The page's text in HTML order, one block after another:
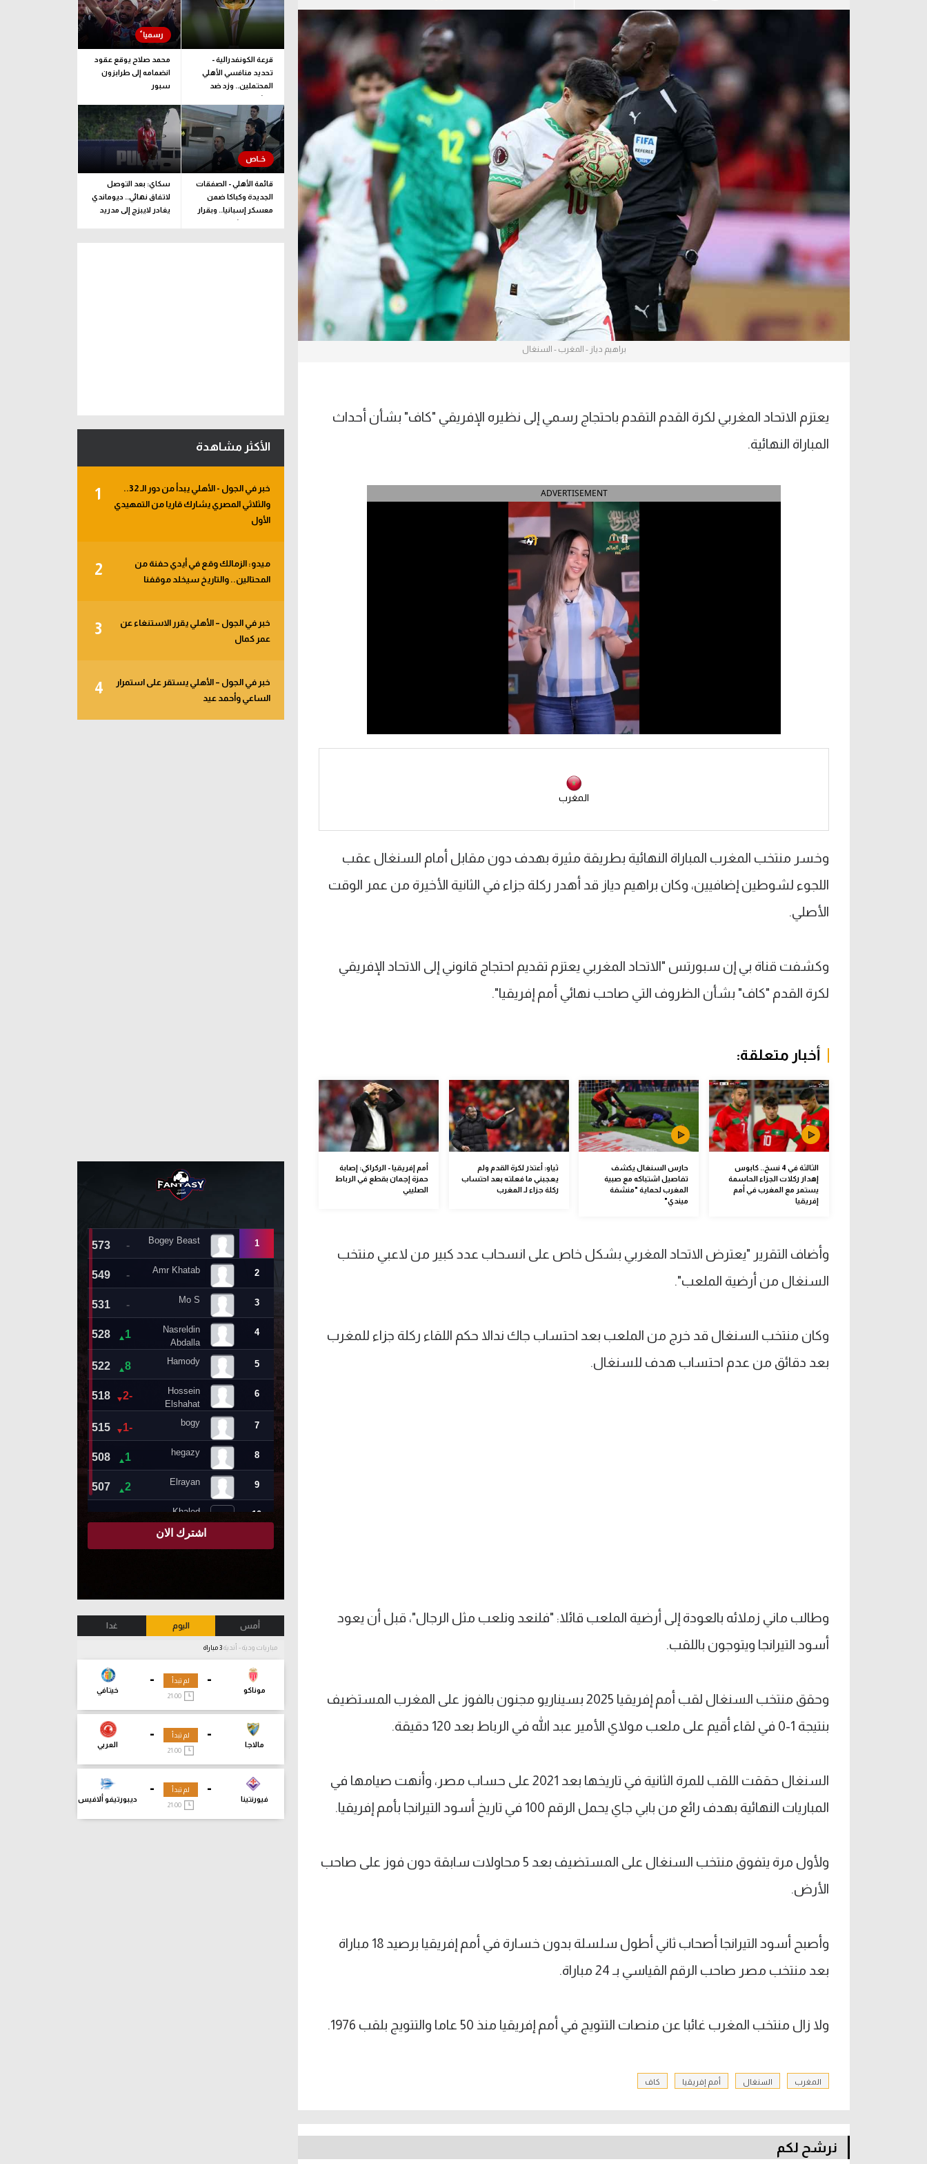
الدوري السعودي للمحترفين
دوري أبطال أوروبا
دوري أبطال إفريقيا
كل البطولات
دوري أبطال أوروبا
القسم الثاني
آسيا
أمريكا
ركن الألعاب
براهيم دياز - المغرب - السنغال
يعتزم الاتحاد المغربي لكرة القدم التقدم باحتجاج رسمي إلى نظيره الإفريقي "كاف" بشأن أحداث
المباراة النهائية.
ADVERTISEMENT
المغرب
وخسر منتخب المغرب المباراة النهائية بطريقة مثيرة بهدف دون مقابل أمام السنغال عقب
اللجوء لشوطين إضافيين، وكان براهيم دياز قد أهدر ركلة جزاء في الثانية الأخيرة من عمر الوقت
الأصلي.
وكشفت قناة بي إن سبورتس "الاتحاد المغربي يعتزم تقديم احتجاج قانوني إلى الاتحاد الإفريقي
لكرة القدم "كاف" بشأن الظروف التي صاحب نهائي أمم إفريقيا".
أخبار متعلقة:
الثالثة في 4 نسخ.. كابوس
إهدار ركلات الجزاء الحاسمة
يستمر مع المغرب في أمم
إفريقيا
حارس السنغال يكشف
تفاصيل اشتباكه مع صبية
المغرب لحماية "منشفة
ميندي"
ثياو: أعتذر لكرة القدم ولم
يعجبني ما فعلته بعد احتساب
ركلة جزاء لـ المغرب
أمم إفريقيا - الركراكي: إصابة
حمزة إجمان بقطع في الرباط
الصليبي
وأضاف التقرير "يعترض الاتحاد المغربي بشكل خاص على انسحاب عدد كبير من لاعبي منتخب
السنغال من أرضية الملعب".
وكان منتخب السنغال قد خرج من الملعب بعد احتساب جاك ندالا حكم اللقاء ركلة جزاء للمغرب
بعد دقائق من عدم احتساب هدف للسنغال.
وطالب ماني زملائه بالعودة إلى أرضية الملعب قائلا: "فلنعد ونلعب مثل الرجال"، قبل أن يعود
أسود التيرانجا ويتوجون باللقب.
وحقق منتخب السنغال لقب أمم إفريقيا 2025 بسيناريو مجنون بالفوز على المغرب المستضيف
بنتيجة 1-0 في لقاء أقيم على ملعب مولاي الأمير عبد الله في الرباط بعد 120 دقيقة.
السنغال حققت اللقب للمرة الثانية في تاريخها بعد 2021 على حساب مصر، وأنهت صيامها في
المباريات النهائية بهدف رائع من بابي جاي يحمل الرقم 100 في تاريخ أسود التيرانجا بأمم إفريقيا.
ولأول مرة يتفوق منتخب السنغال على المستضيف بعد 5 محاولات سابقة دون فوز على صاحب
الأرض.
وأصبح أسود التيرانجا أصحاب ثاني أطول سلسلة بدون خسارة في أمم إفريقيا برصيد 18 مباراة
بعد منتخب مصر صاحب الرقم القياسي بـ 24 مباراة.
ولا زال منتخب المغرب غائبا عن منصات التتويج في أمم إفريقيا منذ 50 عاما والتتويج بلقب 1976.
المغرب السنغال أمم إفريقيا كاف
نرشح لكم
قرعة الكونفدرالية -
تحديد منافسي الأهلي
المحتملين.. وزد ضد
ممثل جيبوتي
محمد صلاح يوقع عقود
انضمامه إلى طرابزون
سبور
قائمة الأهلي - الصفقات
الجديدة وكباكا ضمن
معسكر إسبانيا.. وبقرار
يلحق بالبعثة
سكاي: بعد التوصل
لاتفاق نهائي.. ديوماندي
يغادر لايبزج إلى مدريد
الأكثر مشاهدة
1
خبر في الجول - الأهلي يبدأ من دور الـ 32..
والثلاثي المصري يشارك قاريا من التمهيدي
الأول
2
ميدو: الزمالك وقع في أيدي حفنة من
المحتالين.. والتاريخ سيخلد موقفنا
3
خبر في الجول – الأهلي يقرر الاستنغاء عن
عمر كمال
4
خبر في الجول – الأهلي يستقر على استمرار
الساعي وأحمد عيد
أمس اليوم غدا
مباريات ودية - أندية
-
موناكو
-
خيتافي
لم تبدأ
-
مالاجا
-
العربي
لم تبدأ
-
فيورنتينا
-
ديبورتيفو ألافيس
لم تبدأ